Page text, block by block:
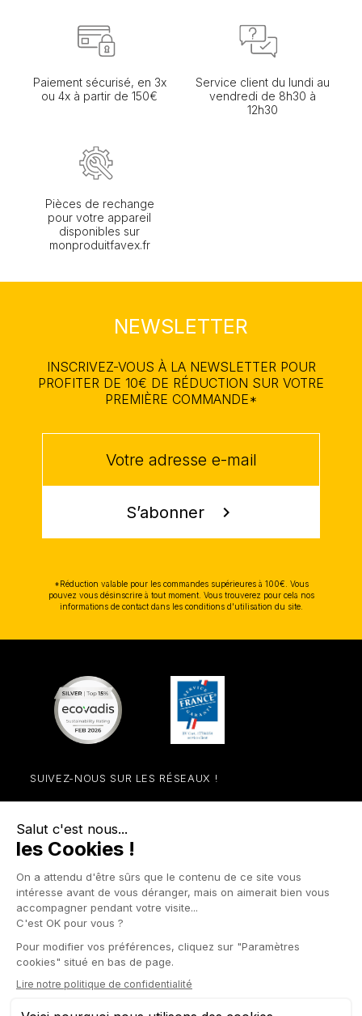
Paiement sécurisé, en 3x
ou 4x à partir de 150€
Service client du lundi au
vendredi de 8h30 à
12h30
Pièces de rechange
pour votre appareil
disponibles sur
monproduitfavex.fr
NEWSLETTER
INSCRIVEZ-VOUS À LA NEWSLETTER POUR
PROFITER DE 10€ DE RÉDUCTION SUR VOTRE
PREMIÈRE COMMANDE*
S’abonner chevron_right
*Réduction valable pour les commandes supérieures à 100€. Vous
pouvez vous désinscrire à tout moment. Vous trouverez pour cela nos
informations de contact dans les conditions d'utilisation du site.
NOS UNIVERS 
PRODUITS
FAVEXSHOP.COM 
LES AUTRES SITES FAVEX
SUIVEZ-NOUS SUR LES RÉSEAUX !
Facebook